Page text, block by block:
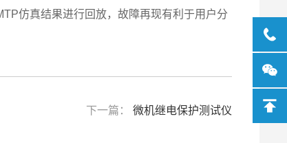
仿真结果进行回放，故障再现有利于用户分
下一篇： 微机继电保护测试仪